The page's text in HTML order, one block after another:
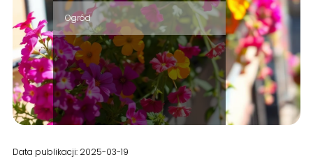
Ogród
Data publikacji: 2025-03-19